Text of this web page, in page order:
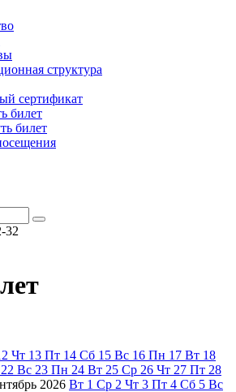
структура
сертификат
билет
билет
32
Чт 13 Пт 14 Сб 15 Вс 16 Пн 17 Вт 18
22 Вс 23 Пн 24 Вт 25 Ср 26 Чт 27 Пт 28
2026 Вт 1 Ср 2 Чт 3 Пт 4 Сб 5 Вс